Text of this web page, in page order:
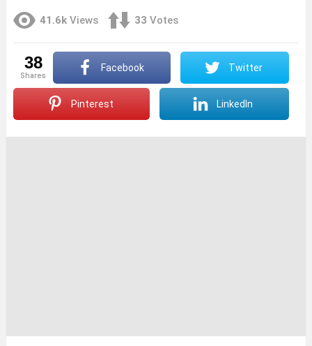
41.6k Views 33 Votes
38
shares
Facebook Twitter
Pinterest LinkedIn